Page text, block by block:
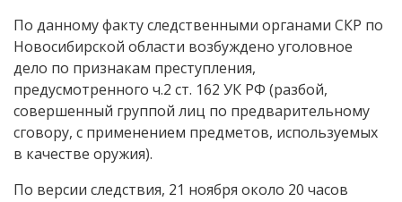
По данному факту следственными органами СКР по
Новосибирской области возбуждено уголовное
дело по признакам преступления,
предусмотренного ч.2 ст. 162 УК РФ (разбой,
совершенный группой лиц по предварительному
сговору, с применением предметов, используемых
в качестве оружия).
По версии следствия, 21 ноября около 20 часов